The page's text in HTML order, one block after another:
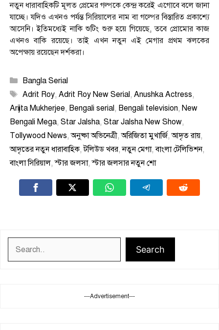
নতুন ধারাবাহিকটি মূলত প্রেমের গল্পকে কেন্দ্র করেই এগোবে বলে জানা
যাচ্ছে। যদিও এখনও পর্যন্ত সিরিয়ালের নাম বা গল্পের বিস্তারিত প্রকাশ্যে
আসেনি। ইতিমধ্যেই নাকি শুটিং শুরু হয়ে গিয়েছে, তবে প্রোমোর কাজ
এখনও বাকি রয়েছে। তাই এখন নতুন এই মেগার প্রথম ঝলকের
অপেক্ষায় রয়েছেন দর্শকরা।
Categories
Bangla Serial
Tags
Adrit Roy, Adrit Roy New Serial, Anushka Actress,
Arijita Mukherjee, Bengali serial, Bengali television, New
Bengali Mega, Star Jalsha, Star Jalsha New Show,
Tollywood News,অনুষ্কা অভিনেত্রী,অরিজিতা মুখার্জি,আদৃত রায়,
আদৃতের নতুন ধারাবাহিক,টলিউড খবর,নতুন মেগা,বাংলা টেলিভিশন,
বাংলা সিরিয়াল,স্টার জলসা,স্টার জলসার নতুন শো
Search
---Advertisement---